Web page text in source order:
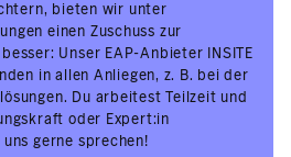
bieten wir unter
einen Zuschuss zur
Unser EAP-Anbieter INSITE
in allen Anliegen, z. B. bei der
Du arbeitest Teilzeit und
oder Expert:in
gerne sprechen!